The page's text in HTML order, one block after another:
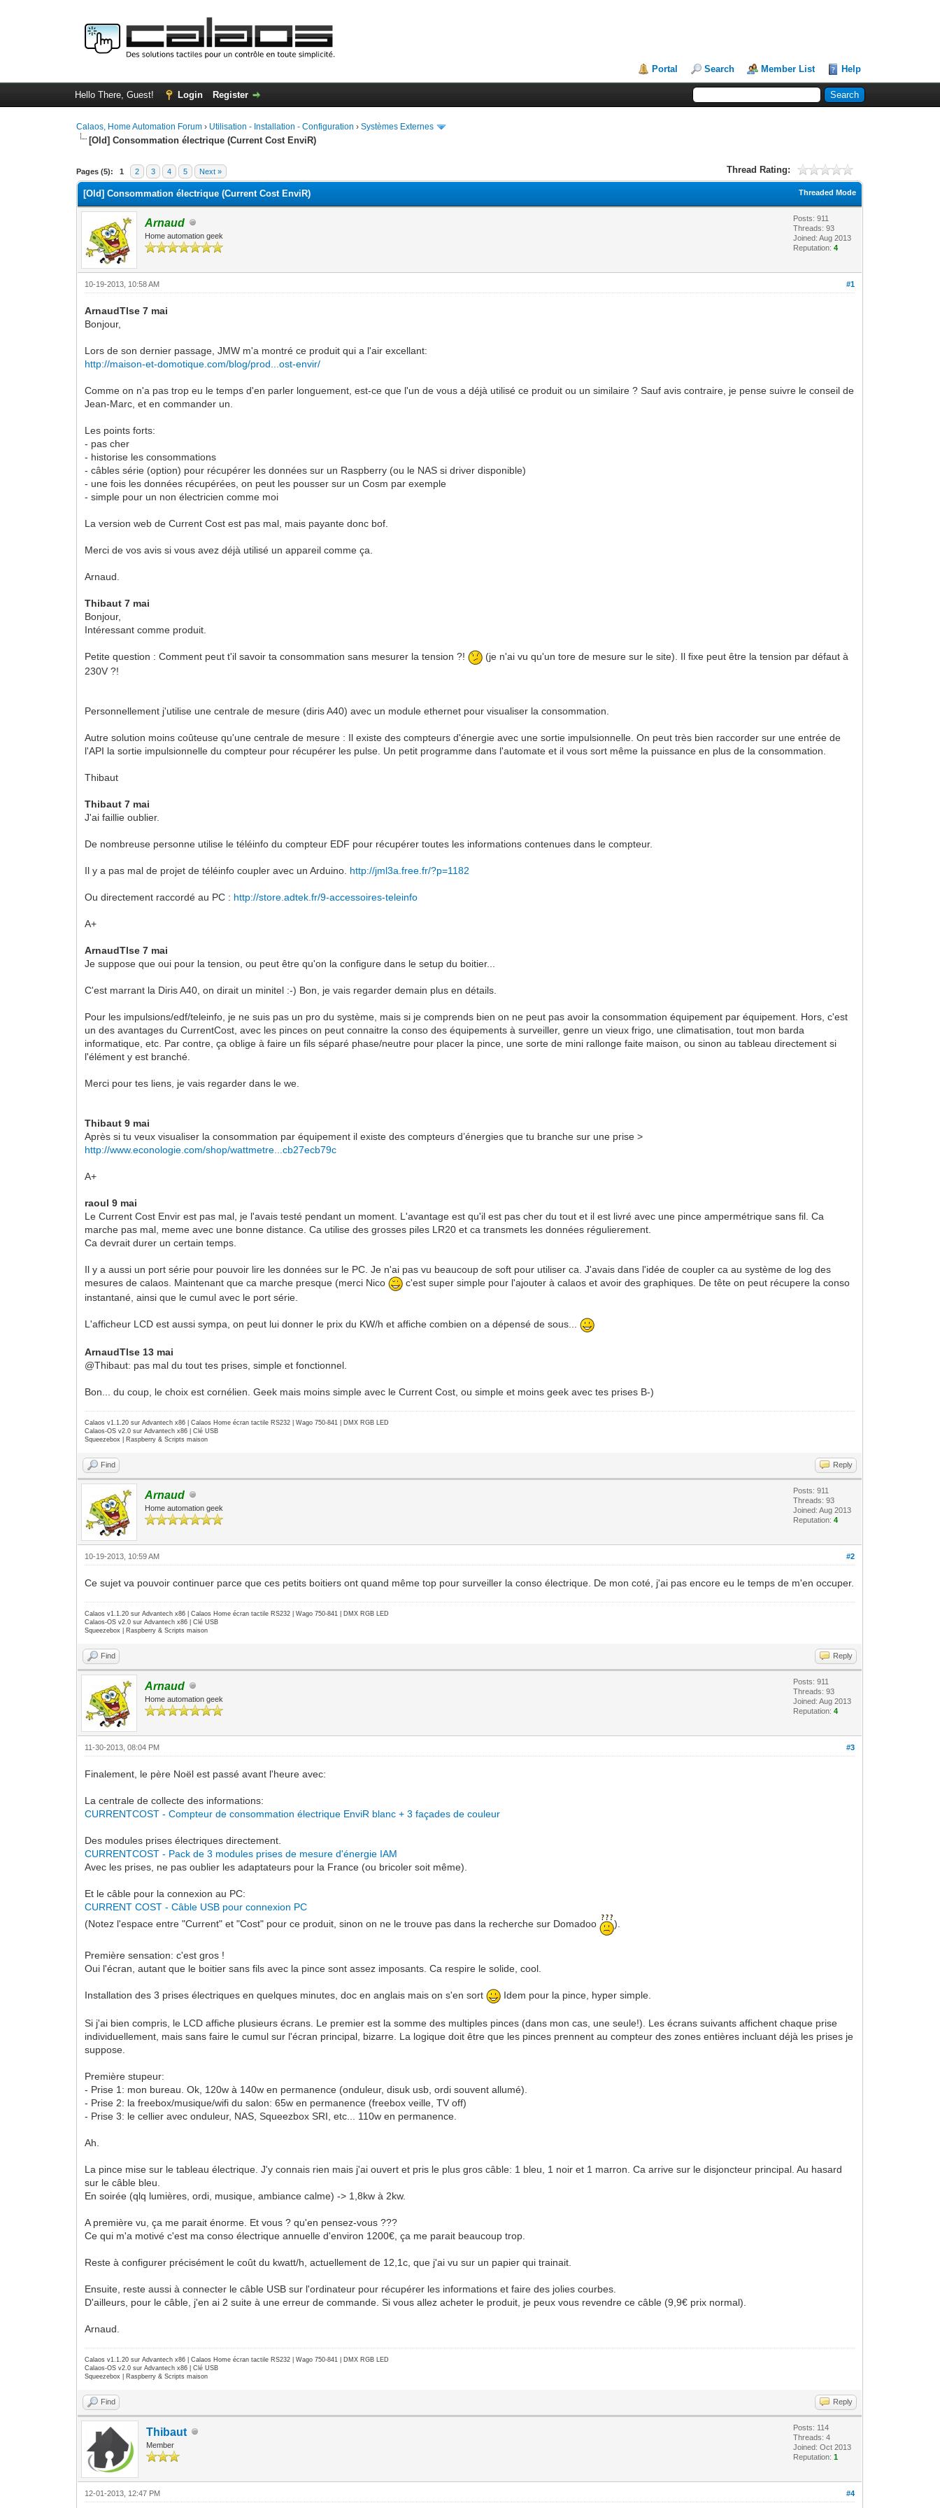
Portal Search Member List Help
Hello There, Guest! Login Register
Calaos, Home Automation Forum › Utilisation - Installation - Configuration ›Systèmes Externes
[Old] Consommation électrique (Current Cost EnviR)
Pages (5): 1 2 3 4 5 Next » Thread Rating:
0 Vote(s) - 0 Average
1
2
3
4
5
Threaded Mode
[Old] Consommation électrique (Current Cost EnviR)
Arnaud
Home automation geek
Posts: 911
Threads: 93
Joined: Aug 2013
Reputation:4
#1
10-19-2013, 10:58 AM
ArnaudTlse 7 mai
Bonjour,
Lors de son dernier passage, JMW m'a montré ce produit qui a l'air excellant:
http://maison-et-domotique.com/blog/prod...ost-envir/
Comme on n'a pas trop eu le temps d'en parler longuement, est-ce que l'un de vous a déjà utilisé ce produit ou un similaire ? Sauf avis contraire, je pense suivre le conseil de
Jean-Marc, et en commander un.
Les points forts:
- pas cher
- historise les consommations
- câbles série (option) pour récupérer les données sur un Raspberry (ou le NAS si driver disponible)
- une fois les données récupérées, on peut les pousser sur un Cosm par exemple
- simple pour un non électricien comme moi
La version web de Current Cost est pas mal, mais payante donc bof.
Merci de vos avis si vous avez déjà utilisé un appareil comme ça.
Arnaud.
Thibaut 7 mai
Bonjour,
Intéressant comme produit.
Petite question : Comment peut t'il savoir ta consommation sans mesurer la tension ?!
(je n'ai vu qu'un tore de mesure sur le site). Il fixe peut être la tension par défaut à
230V ?!
Personnellement j'utilise une centrale de mesure (diris A40) avec un module ethernet pour visualiser la consommation.
Autre solution moins coûteuse qu'une centrale de mesure : Il existe des compteurs d'énergie avec une sortie impulsionnelle. On peut très bien raccorder sur une entrée de
l'API la sortie impulsionnelle du compteur pour récupérer les pulse. Un petit programme dans l'automate et il vous sort même la puissance en plus de la consommation.
Thibaut
Thibaut 7 mai
J'ai faillie oublier.
De nombreuse personne utilise le téléinfo du compteur EDF pour récupérer toutes les informations contenues dans le compteur.
Il y a pas mal de projet de téléinfo coupler avec un Arduino. http://jml3a.free.fr/?p=1182
Ou directement raccordé au PC : http://store.adtek.fr/9-accessoires-teleinfo
A+
ArnaudTlse 7 mai
Je suppose que oui pour la tension, ou peut être qu'on la configure dans le setup du boitier...
C'est marrant la Diris A40, on dirait un minitel :-) Bon, je vais regarder demain plus en détails.
Pour les impulsions/edf/teleinfo, je ne suis pas un pro du système, mais si je comprends bien on ne peut pas avoir la consommation équipement par équipement. Hors, c'est
un des avantages du CurrentCost, avec les pinces on peut connaitre la conso des équipements à surveiller, genre un vieux frigo, une climatisation, tout mon barda
informatique, etc. Par contre, ça oblige à faire un fils séparé phase/neutre pour placer la pince, une sorte de mini rallonge faite maison, ou sinon au tableau directement si
l'élément y est branché.
Merci pour tes liens, je vais regarder dans le we.
Thibaut 9 mai
Après si tu veux visualiser la consommation par équipement il existe des compteurs d’énergies que tu branche sur une prise >
http://www.econologie.com/shop/wattmetre...cb27ecb79c
A+
raoul 9 mai
Le Current Cost Envir est pas mal, je l'avais testé pendant un moment. L'avantage est qu'il est pas cher du tout et il est livré avec une pince ampermétrique sans fil. Ca
marche pas mal, meme avec une bonne distance. Ca utilise des grosses piles LR20 et ca transmets les données régulierement.
Ca devrait durer un certain temps.
Il y a aussi un port série pour pouvoir lire les données sur le PC. Je n'ai pas vu beaucoup de soft pour utiliser ca. J'avais dans l'idée de coupler ca au système de log des
mesures de calaos. Maintenant que ca marche presque (merci Nico
c'est super simple pour l'ajouter à calaos et avoir des graphiques. De tête on peut récupere la conso
instantané, ainsi que le cumul avec le port série.
L'afficheur LCD est aussi sympa, on peut lui donner le prix du KW/h et affiche combien on a dépensé de sous...
ArnaudTlse 13 mai
@Thibaut: pas mal du tout tes prises, simple et fonctionnel.
Bon... du coup, le choix est cornélien. Geek mais moins simple avec le Current Cost, ou simple et moins geek avec tes prises B-)
Calaos v1.1.20 sur Advantech x86 | Calaos Home écran tactile RS232 | Wago 750-841 | DMX RGB LED
Calaos-OS v2.0 sur Advantech x86 | Clé USB
Squeezebox | Raspberry & Scripts maison
Find Reply
Arnaud
Home automation geek
Posts: 911
Threads: 93
Joined: Aug 2013
Reputation:4
#2
10-19-2013, 10:59 AM
Ce sujet va pouvoir continuer parce que ces petits boitiers ont quand même top pour surveiller la conso électrique. De mon coté, j'ai pas encore eu le temps de m'en occuper.
Calaos v1.1.20 sur Advantech x86 | Calaos Home écran tactile RS232 | Wago 750-841 | DMX RGB LED
Calaos-OS v2.0 sur Advantech x86 | Clé USB
Squeezebox | Raspberry & Scripts maison
Find Reply
Arnaud
Home automation geek
Posts: 911
Threads: 93
Joined: Aug 2013
Reputation:4
#3
11-30-2013, 08:04 PM
Finalement, le père Noël est passé avant l'heure avec:
La centrale de collecte des informations:
CURRENTCOST - Compteur de consommation électrique EnviR blanc + 3 façades de couleur
Des modules prises électriques directement.
CURRENTCOST - Pack de 3 modules prises de mesure d'énergie IAM
Avec les prises, ne pas oublier les adaptateurs pour la France (ou bricoler soit même).
Et le câble pour la connexion au PC:
CURRENT COST - Câble USB pour connexion PC
(Notez l'espace entre "Current" et "Cost" pour ce produit, sinon on ne le trouve pas dans la recherche sur Domadoo
).
Première sensation: c'est gros !
Oui l'écran, autant que le boitier sans fils avec la pince sont assez imposants. Ca respire le solide, cool.
Installation des 3 prises électriques en quelques minutes, doc en anglais mais on s'en sort Idem pour la pince, hyper simple.
Si j'ai bien compris, le LCD affiche plusieurs écrans. Le premier est la somme des multiples pinces (dans mon cas, une seule!). Les écrans suivants affichent chaque prise
individuellement, mais sans faire le cumul sur l'écran principal, bizarre. La logique doit être que les pinces prennent au compteur des zones entières incluant déjà les prises je
suppose.
Première stupeur:
- Prise 1: mon bureau. Ok, 120w à 140w en permanence (onduleur, disuk usb, ordi souvent allumé).
- Prise 2: la freebox/musique/wifi du salon: 65w en permanence (freebox veille, TV off)
- Prise 3: le cellier avec onduleur, NAS, Squeezbox SRI, etc... 110w en permanence.
Ah.
La pince mise sur le tableau électrique. J'y connais rien mais j'ai ouvert et pris le plus gros câble: 1 bleu, 1 noir et 1 marron. Ca arrive sur le disjoncteur principal. Au hasard
sur le câble bleu.
En soirée (qlq lumières, ordi, musique, ambiance calme) -> 1,8kw à 2kw.
A première vu, ça me parait énorme. Et vous ? qu'en pensez-vous ???
Ce qui m'a motivé c'est ma conso électrique annuelle d'environ 1200€, ça me parait beaucoup trop.
Reste à configurer précisément le coût du kwatt/h, actuellement de 12,1c, que j'ai vu sur un papier qui trainait.
Ensuite, reste aussi à connecter le câble USB sur l'ordinateur pour récupérer les informations et faire des jolies courbes.
D'ailleurs, pour le câble, j'en ai 2 suite à une erreur de commande. Si vous allez acheter le produit, je peux vous revendre ce câble (9,9€ prix normal).
Arnaud.
Calaos v1.1.20 sur Advantech x86 | Calaos Home écran tactile RS232 | Wago 750-841 | DMX RGB LED
Calaos-OS v2.0 sur Advantech x86 | Clé USB
Squeezebox | Raspberry & Scripts maison
Find Reply
Thibaut
Member
Posts: 114
Threads: 4
Joined: Oct 2013
Reputation:1
#4
12-01-2013, 12:47 PM